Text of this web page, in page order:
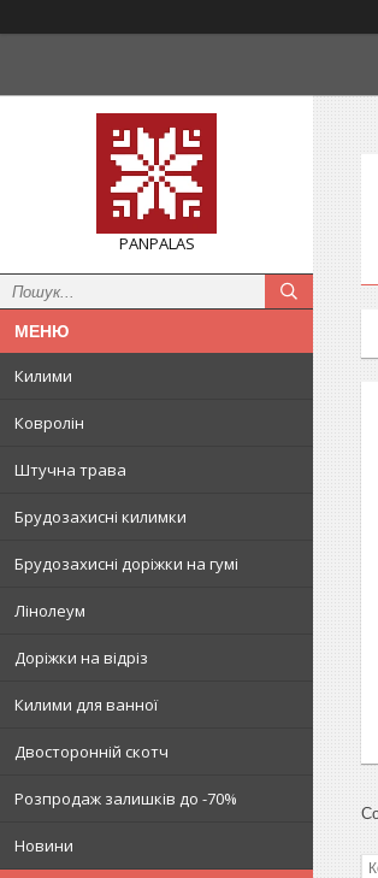
PANPALAS
Килими
Ковролін
Штучна трава
Брудозахисні килимки
Брудозахисні доріжки на гумі
Лінолеум
Доріжки на відріз
Килими для ванної
Двосторонній скотч
Розпродаж залишків до -70%
Новини